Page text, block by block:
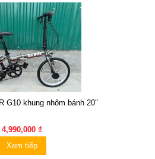
G10 khung nhôm bánh 20″
4,990,000 ₫
Xem tiếp